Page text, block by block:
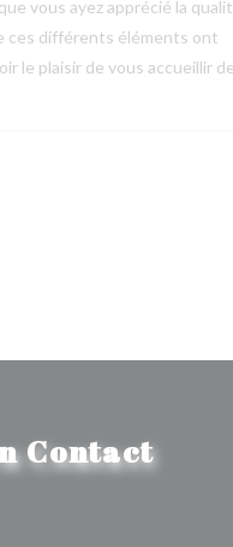
vous ayez apprécié la
ces différents éléments ont
le plaisir de vous accueillir
Contact